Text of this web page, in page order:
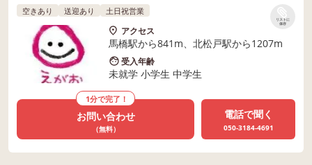
リストに
保存
空きあり 送迎あり 土日祝営業
アクセス
馬橋駅から841m、北松戸駅から1207m
受入年齢
未就学 小学生 中学生
1分で完了！
お問い合わせ
（無料）
電話で聞く
050-3184-4691